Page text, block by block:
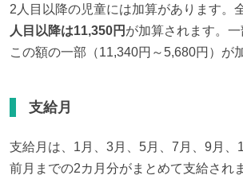
2人目以降の児童には加算があります。
人目以降は11,350円 が加算されます。一
この額の一部（11,340円～5,680円）が
支給月
支給月は、1月、3月、5月、7月、9月、
前月までの2カ月分がまとめて支給され